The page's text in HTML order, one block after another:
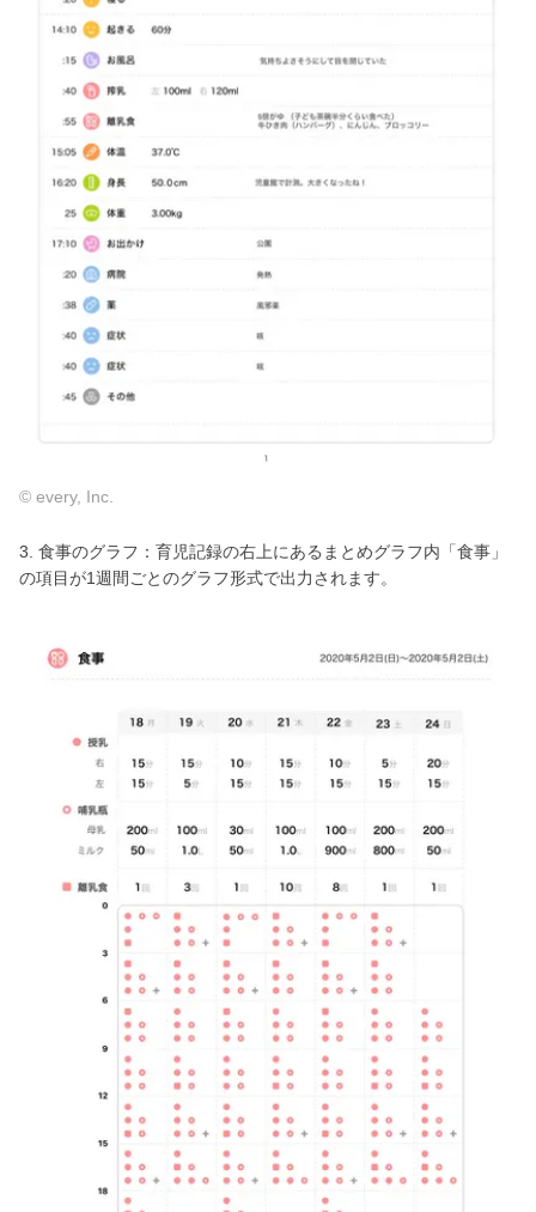
© every, Inc.
3. 食事のグラフ：育児記録の右上にあるまとめグラフ内「食事」
の項目が1週間ごとのグラフ形式で出力されます。